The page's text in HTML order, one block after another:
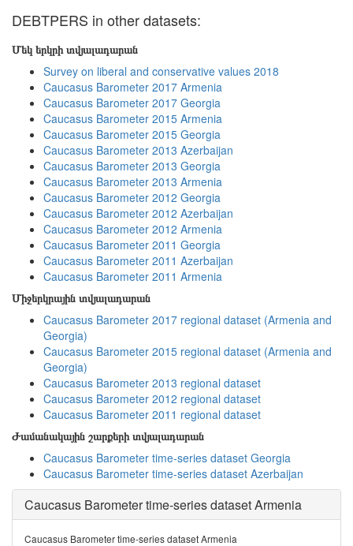
DEBTPERS in other datasets:
Մեկ երկրի տվյալադարան
Survey on liberal and conservative values 2018
Caucasus Barometer 2017 Armenia
Caucasus Barometer 2017 Georgia
Caucasus Barometer 2015 Armenia
Caucasus Barometer 2015 Georgia
Caucasus Barometer 2013 Azerbaijan
Caucasus Barometer 2013 Georgia
Caucasus Barometer 2013 Armenia
Caucasus Barometer 2012 Georgia
Caucasus Barometer 2012 Azerbaijan
Caucasus Barometer 2012 Armenia
Caucasus Barometer 2011 Georgia
Caucasus Barometer 2011 Azerbaijan
Caucasus Barometer 2011 Armenia
Միջերկրային տվյալադարան
Caucasus Barometer 2017 regional dataset (Armenia and
Georgia)
Caucasus Barometer 2015 regional dataset (Armenia and
Georgia)
Caucasus Barometer 2013 regional dataset
Caucasus Barometer 2012 regional dataset
Caucasus Barometer 2011 regional dataset
Ժամանակային շարքերի տվյալադարան
Caucasus Barometer time-series dataset Georgia
Caucasus Barometer time-series dataset Azerbaijan
Caucasus Barometer time-series dataset Armenia
Caucasus Barometer time-series dataset Armenia